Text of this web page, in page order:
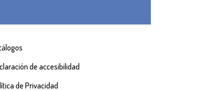
de accesibilidad
de Privacidad